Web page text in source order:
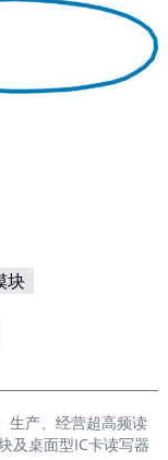
块
生产、经营超高频读
及桌面型IC卡读写器